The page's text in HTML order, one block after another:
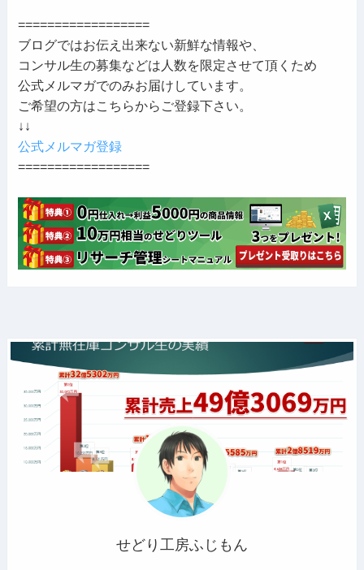
==================
ブログではお伝え出来ない新鮮な情報や、
コンサル生の募集などは人数を限定させて頂くため
公式メルマガでのみお届けしています。
ご希望の方はこちらからご登録下さい。
↓↓
公式メルマガ登録
==================
せどり工房ふじもん